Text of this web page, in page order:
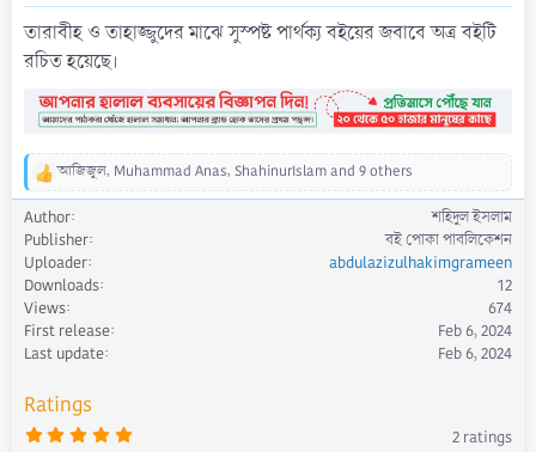
তারাবীহ ও তাহাজ্জুদের মাঝে সুস্পষ্ট পার্থক্য বইয়ের জবাবে অত্র বইটি
রচিত হয়েছে।
R
e
a
c
t
i
o
n
s
আজিজুল, Muhammad Anas, ShahinurIslamand 9 others
Author
শহিদুল ইসলাম
Publisher
বই পোকা পাবলিকেশন
Uploader
abdulazizulhakimgrameen
Downloads
12
Views
674
First release
Feb 6, 2024
Last update
Feb 6, 2024
Ratings
5 2 ratings